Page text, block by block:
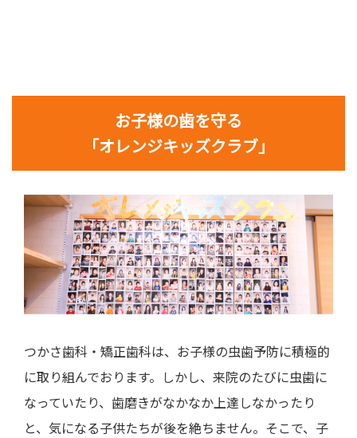
お子様の歯を守る
「オレンジキッズクラブ」
つかさ歯科・矯正歯科は、お子様の虫歯予防に積極的
に取り組んでおります。しかし、来院のたびに虫歯に
なっていたり、歯磨きがなかなか上達しなかったり
と、気になる子供たちが後を絶ちません。そこで、子